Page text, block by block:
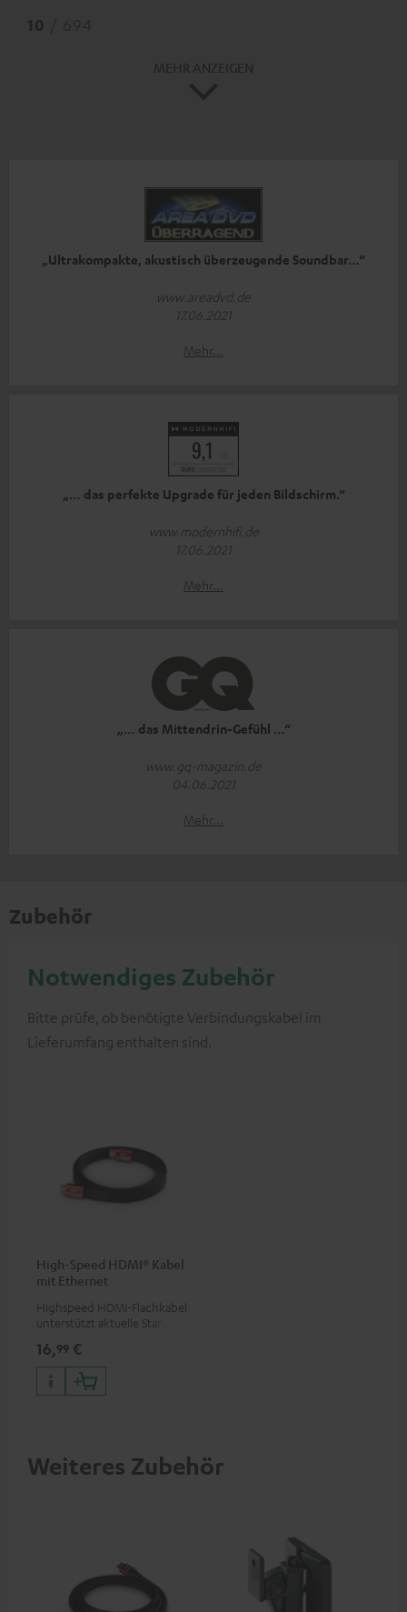
„Ultrakompakte, akustisch überzeugende Soundbar…“
www.areadvd.de
17.06.2021
Mehr...
„… das perfekte Upgrade für jeden Bildschirm.“
www.modernhifi.de
17.06.2021
Mehr...
„… das Mittendrin-Gefühl …“
www.gq-magazin.de
04.06.2021
Mehr...
Zubehör
Notwendiges Zubehör
Bitte prüfe, ob benötigte Verbindungskabel im
Lieferumfang enthalten sind.
High-Speed HDMI® Kabel
mit Ethernet
Highspeed HDMI-Flachkabel
unterstützt aktuelle Standards
16,99 €
Weiteres Zubehör